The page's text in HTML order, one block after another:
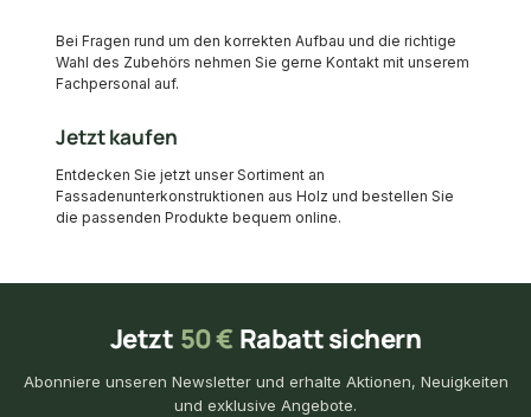
Bei Fragen rund um den korrekten Aufbau und die richtige
Wahl des Zubehörs nehmen Sie gerne Kontakt mit unserem
Fachpersonal auf.
Jetzt kaufen
Entdecken Sie jetzt unser Sortiment an
Fassadenunterkonstruktionen aus Holz und bestellen Sie
die passenden Produkte bequem online.
Jetzt 50 € Rabatt sichern
Abonniere unseren Newsletter und erhalte Aktionen, Neuigkeiten
und exklusive Angebote.